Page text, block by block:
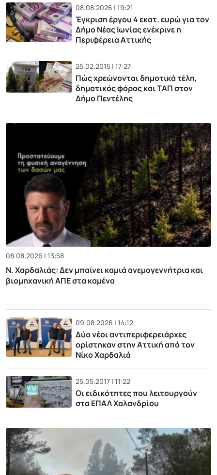
08.08.2026 | 19:21
Έγκριση έργου 4 εκατ. ευρώ για τον
Δήμο Νέας Ιωνίας ενέκρινε η
Περιφέρεια Αττικής
25.02.2015 | 17:27
Πώς χρεώνονται δημοτικά τέλη,
δημοτικός φόρος και ΤΑΠ στον
Δήμο Πεντέλης
08.08.2026 | 13:58
Ν. Χαρδαλιάς: Δεν μπαίνει καμιά ανεμογεννήτρια και
βιομηχανική ΑΠΕ στα καμένα
09.08.2026 | 14:12
Δύο νέοι αντιπεριφερειάρχες
ορίστηκαν στην Αττική από τον
Νίκο Χαρδαλιά
25.05.2017 | 11:22
Οι ειδικότητες που λειτουργούν
στα ΕΠΑΛ Χαλανδρίου